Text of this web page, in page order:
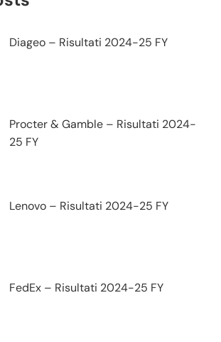
Diageo – Risultati 2024-25 FY
Procter & Gamble – Risultati 2024-
25 FY
Lenovo – Risultati 2024-25 FY
FedEx – Risultati 2024-25 FY